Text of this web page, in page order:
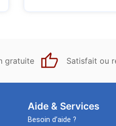
gratuite Satisfait ou
Aide & Services​
Besoin d’aide ?